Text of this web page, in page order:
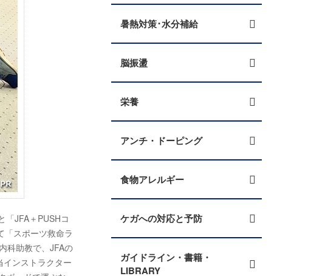
「JFA＋PUSHコ
「スポーツ救命ラ
科助教で、JFAの
インストラクター
暑熱対策･水分補給
脳振盪
栄養
アンチ・ドーピング
食物アレルギー
ケガへの対応と予防
ガイドライン・書籍・
LIBRARY